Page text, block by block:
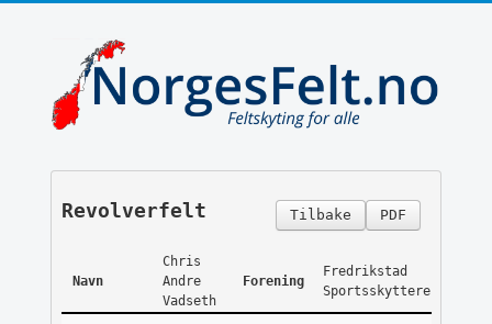
PDF
Tilbake
Revolverfelt
Navn
Chris
Andre
Vadseth
Forening
Fredrikstad
Sportsskyttere